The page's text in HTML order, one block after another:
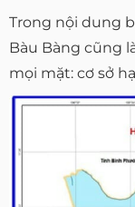
Trong nội dung
Bàu Bàng cũng
mọi mặt: cơ sở